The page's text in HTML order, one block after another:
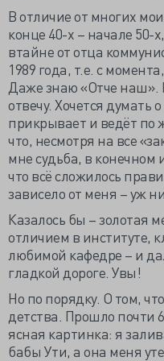
В отличие от многих
конце 40-х – начале 50-
втайне от отца
1989 года, т.е. с
Даже знаю «Отче наш».
отвечу. Хочется думать
прикрывает и ведёт по
что, несмотря на все
мне судьба, в конечном
что всё сложилось
зависело от меня – уж
Казалось бы – золотая
отличием в институте,
любимой кафедре – и
гладкой дороге. Увы!
Но по порядку. О том,
детства. Прошло почти
ясная картинка: я
бабы Ути, а она меня